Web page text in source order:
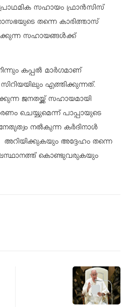
സഹായം ഫ്രാൻസിസ്
തന്നെ കാരിത്താസ്
സഹായങ്ങൾക്ക്
കപ്പൽ മാർഗമാണ്
എത്തിക്കുന്നത്.
ജനതയ്ക്ക് സഹായമായി
ചെയ്യുമെന്ന് പാപ്പായുടെ
നൽകുന്ന കർദിനാൾ
അദ്ദേഹം തന്നെ
തലസ്ഥാനത്ത് കൊണ്ടുവരുകയും